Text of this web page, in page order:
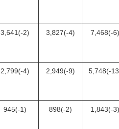
3,641(-2) 3,827(-4) 7,468(-6)
2,799(-4) 2,949(-9) 5,748(-
945(-1) 898(-2) 1,843(-3)